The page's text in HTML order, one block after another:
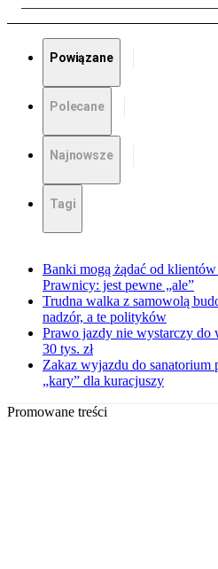
Powiązane
Polecane
Najnowsze
Tagi
Banki mogą żądać od
Prawnicy: jest pewne „ale”
Trudna walka z samowolą
nadzór, a te polityków
Prawo jazdy nie wystarczy do
30 tys. zł
Zakaz wyjazdu do sanatorium
„kary” dla kuracjuszy
Promowane treści